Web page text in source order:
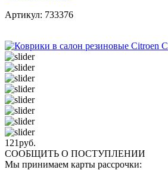
Артикул: 733376
121руб.
СООБЩИТЬ О ПОСТУПЛЕНИИ
Мы принимаем карты рассрочки: